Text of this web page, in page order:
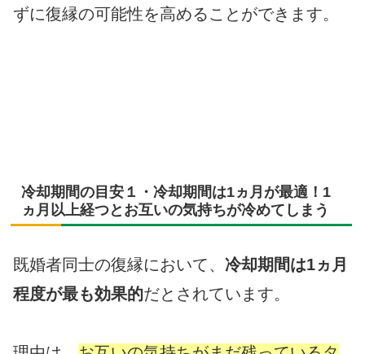
ずに復縁の可能性を高めることができます。
冷却期間の目安１・冷却期間は1ヵ月が最適！1
ヵ月以上経つとお互いの気持ちが冷めてしまう
既婚者同士の復縁において、 冷却期間は1ヵ月
程度が最も効果的だとされています。